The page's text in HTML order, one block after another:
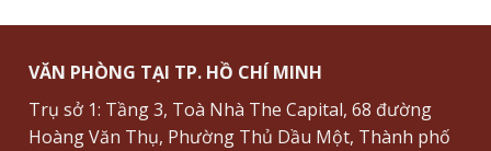
VĂN PHÒNG TẠI TP. HỒ CHÍ MINH
Trụ sở 1: Tầng 3, Toà Nhà The Capital, 68 đường
Hoàng Văn Thụ, Phường Thủ Dầu Một, Thành phố